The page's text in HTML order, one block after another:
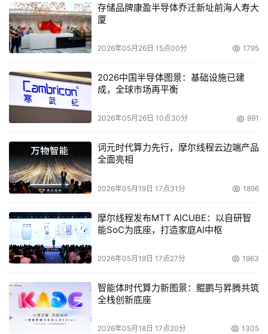
存储品牌康盈半导体乔迁新址前海人寿大
厦
2026年05月26日 15点00分 1795
2026中国半导体图景：基础设施已建
成，全球市场再平衡
2026年05月26日 10点30分 991
词元时代算力先行，摩尔线程云边端产品
全面亮相
2026年05月19日 17点31分 1896
摩尔线程发布MTT AICUBE：以自研智
能SoC为底座，打造家庭AI中枢
2026年05月19日 17点27分 1963
智能体时代算力新图景：鲲鹏与昇腾共筑
全栈创新底座
2026年05月18日 17点20分 1305